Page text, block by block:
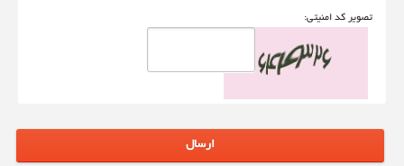
تصوير کد امنيتی:
ارسال